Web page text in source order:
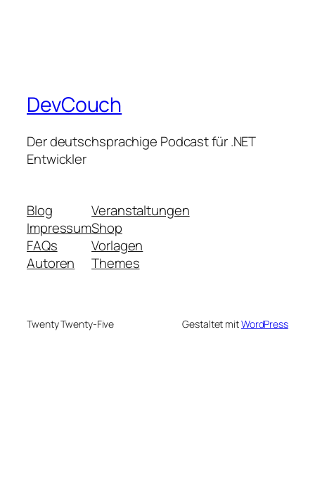
DevCouch
Der deutschsprachige Podcast für .NET
Entwickler
Blog
Impressum
FAQs
Autoren
Veranstaltungen
Shop
Vorlagen
Themes
Twenty Twenty-Five Gestaltet mitWordPress